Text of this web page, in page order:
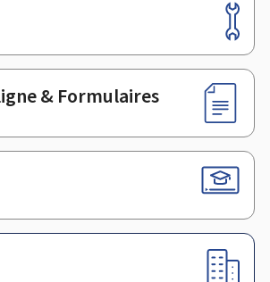
& Formulaires